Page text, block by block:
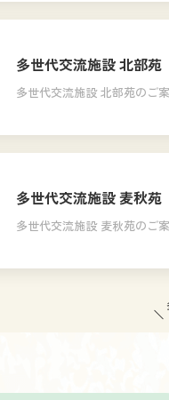
多世代交流施設 北部苑
多世代交流施設 北部苑のご
多世代交流施設 麦秋苑
多世代交流施設 麦秋苑のご